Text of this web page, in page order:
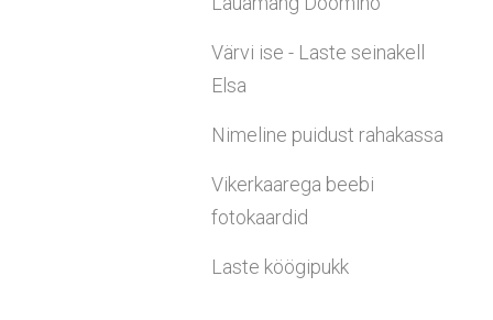
Värvi ise - Laste seinakell
Elsa
Nimeline puidust rahakassa
Vikerkaarega beebi
fotokaardid
Laste köögipukk